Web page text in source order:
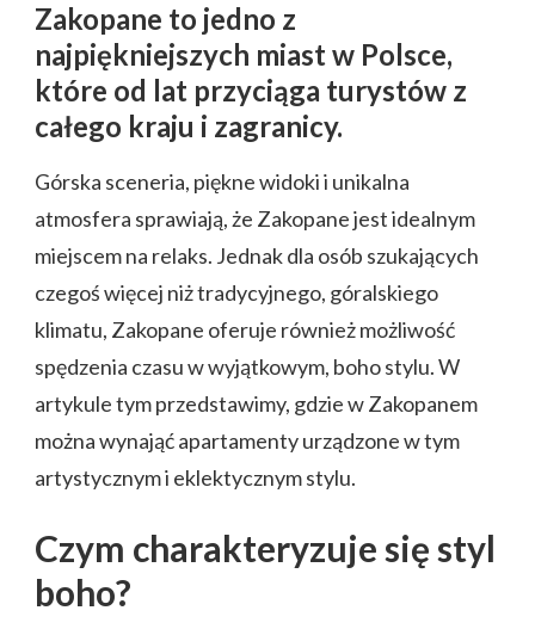
Zakopane to jedno z
najpiękniejszych miast w Polsce,
które od lat przyciąga turystów z
całego kraju i zagranicy.
Górska sceneria, piękne widoki i unikalna
atmosfera sprawiają, że Zakopane jest idealnym
miejscem na relaks. Jednak dla osób szukających
czegoś więcej niż tradycyjnego, góralskiego
klimatu, Zakopane oferuje również możliwość
spędzenia czasu w wyjątkowym, boho stylu. W
artykule tym przedstawimy, gdzie w Zakopanem
można wynająć apartamenty urządzone w tym
artystycznym i eklektycznym stylu.
Czym charakteryzuje się styl
boho?